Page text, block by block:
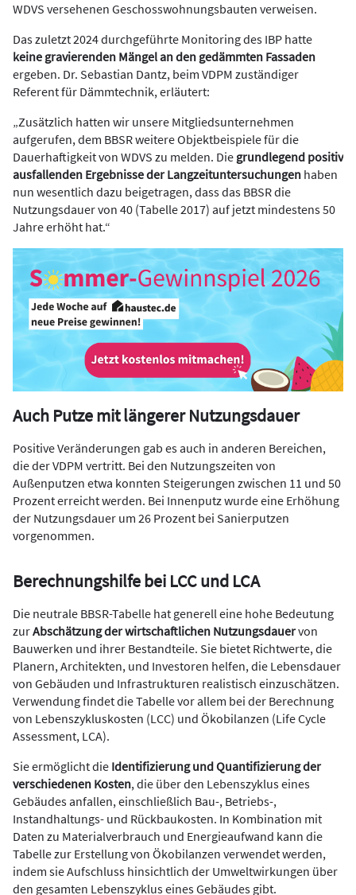
WDVS versehenen Geschosswohnungsbauten verweisen.
Das zuletzt 2024 durchgeführte Monitoring des IBP hatte
keine gravierenden Mängel an den gedämmten Fassaden
ergeben. Dr. Sebastian Dantz, beim VDPM zuständiger
Referent für Dämmtechnik, erläutert:
„Zusätzlich hatten wir unsere Mitgliedsunternehmen
aufgerufen, dem BBSR weitere Objektbeispiele für die
Dauerhaftigkeit von WDVS zu melden. Die grundlegend positiv
ausfallenden Ergebnisse der Langzeituntersuchungen haben
nun wesentlich dazu beigetragen, dass das BBSR die
Nutzungsdauer von 40 (Tabelle 2017) auf jetzt mindestens 50
Jahre erhöht hat.“
Auch Putze mit längerer Nutzungsdauer
Positive Veränderungen gab es auch in anderen Bereichen,
die der VDPM vertritt. Bei den Nutzungszeiten von
Außenputzen etwa konnten Steigerungen zwischen 11 und 50
Prozent erreicht werden. Bei Innenputz wurde eine Erhöhung
der Nutzungsdauer um 26 Prozent bei Sanierputzen
vorgenommen.
Berechnungshilfe bei LCC und LCA
Die neutrale BBSR-Tabelle hat generell eine hohe Bedeutung
zurAbschätzung der wirtschaftlichen Nutzungsdauervon
Bauwerken und ihrer Bestandteile. Sie bietet Richtwerte, die
Planern, Architekten, und Investoren helfen, die Lebensdauer
von Gebäuden und Infrastrukturen realistisch einzuschätzen.
Verwendung findet die Tabelle vor allem bei der Berechnung
von Lebenszykluskosten (LCC) und Ökobilanzen (Life Cycle
Assessment, LCA).
Sie ermöglicht die Identifizierung und Quantifizierung der
verschiedenen Kosten, die über den Lebenszyklus eines
Gebäudes anfallen, einschließlich Bau-, Betriebs-,
Instandhaltungs- und Rückbaukosten. In Kombination mit
Daten zu Materialverbrauch und Energieaufwand kann die
Tabelle zur Erstellung von Ökobilanzen verwendet werden,
indem sie Aufschluss hinsichtlich der Umweltwirkungen über
den gesamten Lebenszyklus eines Gebäudes gibt.